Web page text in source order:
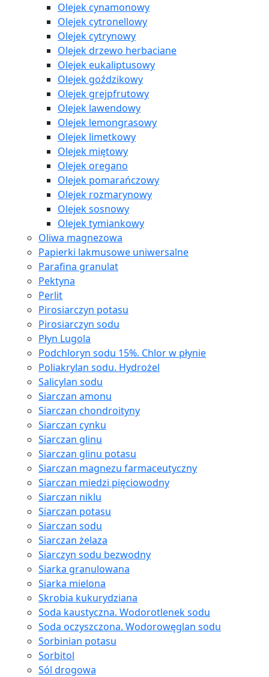
Olejek cynamonowy
Olejek cytronellowy
Olejek cytrynowy
Olejek drzewo herbaciane
Olejek eukaliptusowy
Olejek goździkowy
Olejek grejpfrutowy
Olejek lawendowy
Olejek lemongrasowy
Olejek limetkowy
Olejek miętowy
Olejek oregano
Olejek pomarańczowy
Olejek rozmarynowy
Olejek sosnowy
Olejek tymiankowy
Oliwa magnezowa
Papierki lakmusowe uniwersalne
Parafina granulat
Pektyna
Perlit
Pirosiarczyn potasu
Pirosiarczyn sodu
Płyn Lugola
Podchloryn sodu 15%. Chlor w płynie
Poliakrylan sodu. Hydrożel
Salicylan sodu
Siarczan amonu
Siarczan chondroityny
Siarczan cynku
Siarczan glinu
Siarczan glinu potasu
Siarczan magnezu farmaceutyczny
Siarczan miedzi pięciowodny
Siarczan niklu
Siarczan potasu
Siarczan sodu
Siarczan żelaza
Siarczyn sodu bezwodny
Siarka granulowana
Siarka mielona
Skrobia kukurydziana
Soda kaustyczna. Wodorotlenek sodu
Soda oczyszczona. Wodorowęglan sodu
Sorbinian potasu
Sorbitol
Sól drogowa